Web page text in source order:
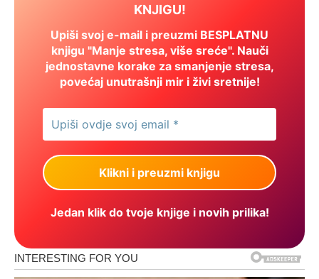
KNJIGU!
Upiši svoj e-mail i preuzmi BESPLATNU
knjigu "Manje stresa, više sreće". Nauči
jednostavne korake za smanjenje stresa,
povećaj unutrašnji mir i živi sretnije!
Jedan klik do tvoje knjige i novih prilika!